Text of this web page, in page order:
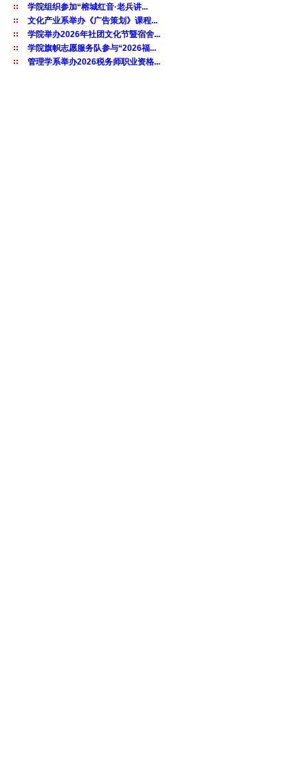
学院组织参加“榕城红音·老兵讲...
文化产业系举办《广告策划》课程...
学院举办2026年社团文化节暨宿舍...
学院旗帜志愿服务队参与“2026福...
管理学系举办2026税务师职业资格...